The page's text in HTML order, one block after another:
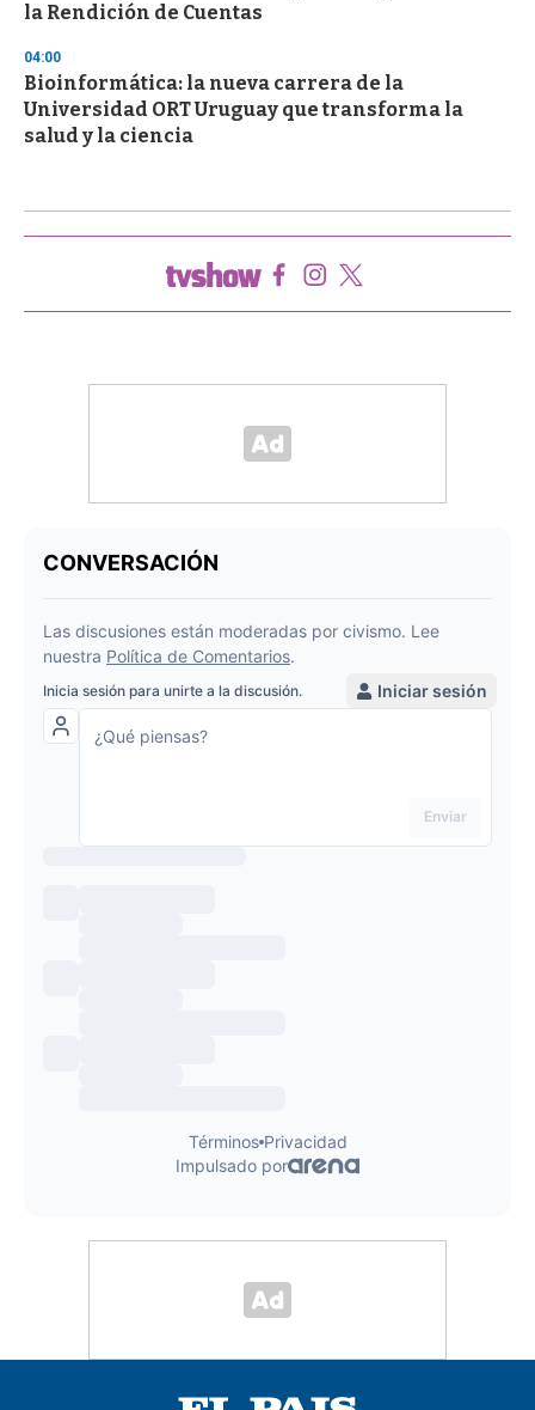
la Rendición de Cuentas
04:00
Bioinformática: la nueva carrera de la
Universidad ORT Uruguay que transforma la
salud y la ciencia